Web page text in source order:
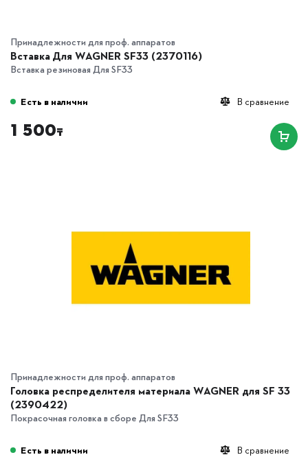
Принадлежности для проф. аппаратов
Вставка Для WAGNER SF33 (2370116)
Вставка резиновая Для SF33
В сравнение
Есть в наличии
1 500₸
Принадлежности для проф. аппаратов
Головка респределителя материала WAGNER для SF 33
(2390422)
Покрасочная головка в сборе Для SF33
В сравнение
Есть в наличии